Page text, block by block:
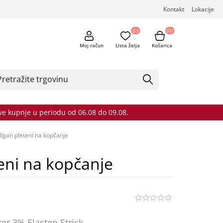
Kontakt Lokacije
Moj račun Lista želja
(0)
Košarica
(0)
kupnje u periodu od 06.08 do 09.08.
pleteni na kopčanje
na kopčanje